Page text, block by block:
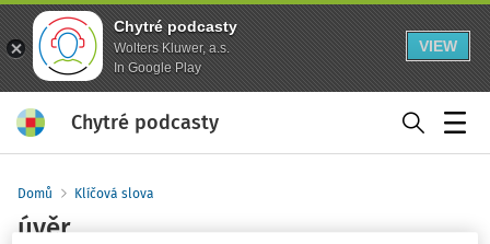
Chytré podcasty
Wolters Kluwer, a.s.
In Google Play
VIEW
Chytré podcasty
Domů Klíčová slova
úvěr